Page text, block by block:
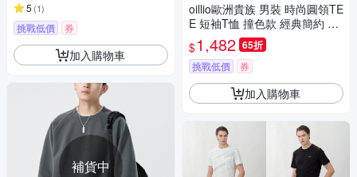
5 (1)
挑戰低價 券
加入購物車
補貨中
oillio歐洲貴族 男裝 時尚圓領TE
E 短袖T恤 撞色款 經典簡約 棉
透氣 彈力 白色 法國品牌 有大
尺碼
$1,482 65折
挑戰低價 券
加入購物車